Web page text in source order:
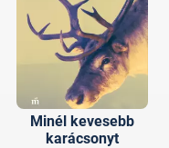
Minél kevesebb
karácsonyt